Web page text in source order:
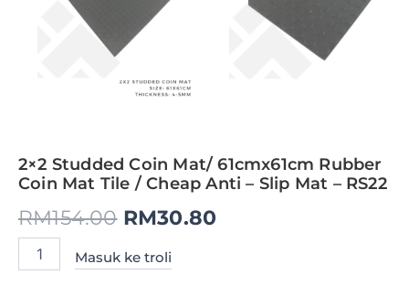
2×2 Studded Coin Mat/ 61cmx61cm Rubber
Coin Mat Tile / Cheap Anti – Slip Mat – RS22
RM154.00 RM30.80
Masuk ke troli